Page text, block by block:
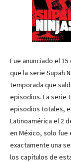
Fue anunciado el
que la serie Supah
temporada que
episodios.​ La serie
episodios totales,​
Latinoamérica el 2
en México, solo fue
exactamente una
los capítulos de